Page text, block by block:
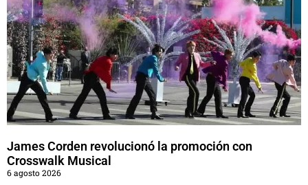
James Corden revolucionó la promoción con
Crosswalk Musical
6 agosto 2026